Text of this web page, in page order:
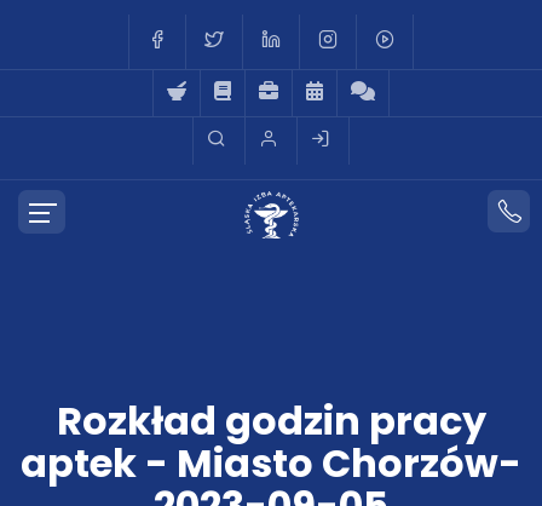
Rozkład godzin pracy
aptek - Miasto Chorzów-